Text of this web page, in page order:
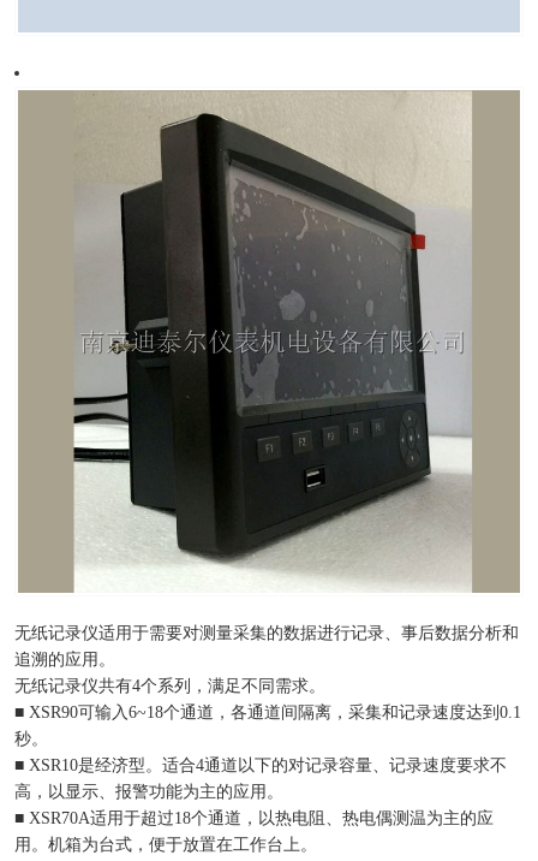
无纸记录仪适用于需要对测量采集的数据进行记录、事后数据分析和
追溯的应用。
无纸记录仪共有4个系列，满足不同需求。
■ XSR90可输入6~18个通道，各通道间隔离，采集和记录速度达到0.1
秒。
■ XSR10是经济型。适合4通道以下的对记录容量、记录速度要求不
高，以显示、报警功能为主的应用。
■ XSR70A适用于超过18个通道，以热电阻、热电偶测温为主的应
用。机箱为台式，便于放置在工作台上。